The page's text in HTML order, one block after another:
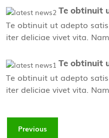
Te obtinuit
Te obtinuit ut adepto
iter deliciae vivet vita.
Te obtinuit
Te obtinuit ut adepto
iter deliciae vivet vita.
Previous